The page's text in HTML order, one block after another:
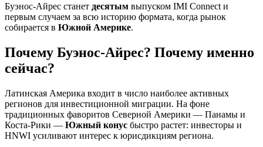
Буэнос-Айрес станет десятым выпуском IMI Connect и
первым случаем за всю историю формата, когда рынок
собирается в Южной Америке.
Почему Буэнос-Айрес? Почему именно
сейчас?
Латинская Америка входит в число наиболее активных
регионов для инвестиционной миграции. На фоне
традиционных фаворитов Северной Америки — Панамы и
Коста-Рики — Южный конус быстро растет: инвесторы и
HNWI усиливают интерес к юрисдикциям региона.